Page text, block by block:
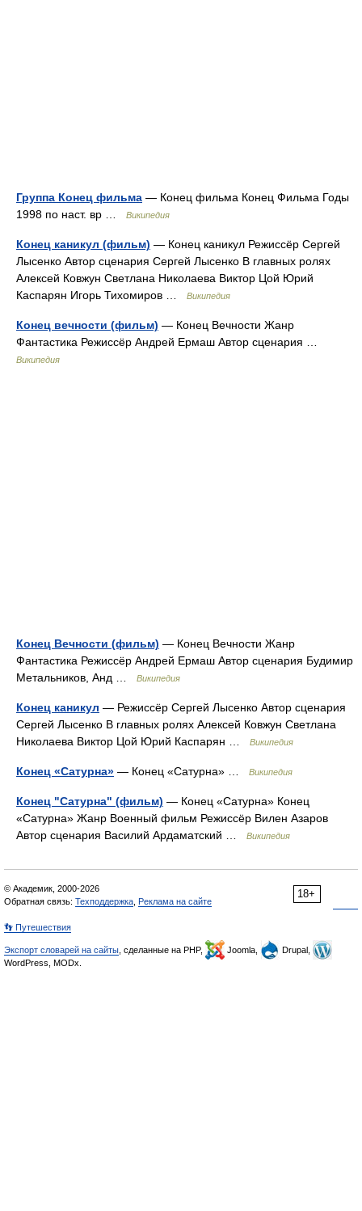
Группа Конец фильма — Конец фильма Конец Фильма Годы
1998 по наст. вр …
Википедия
Конец каникул (фильм) — Конец каникул Режиссёр Сергей
Лысенко Автор сценария Сергей Лысенко В главных ролях
Алексей Ковжун Светлана Николаева Виктор Цой Юрий
Каспарян Игорь Тихомиров …
Википедия
Конец вечности (фильм) — Конец Вечности Жанр
Фантастика Режиссёр Андрей Ермаш Автор сценария …
Википедия
Конец Вечности (фильм) — Конец Вечности Жанр
Фантастика Режиссёр Андрей Ермаш Автор сценария Будимир
Метальников, Анд …
Википедия
Конец каникул — Режиссёр Сергей Лысенко Автор сценария
Сергей Лысенко В главных ролях Алексей Ковжун Светлана
Николаева Виктор Цой Юрий Каспарян …
Википедия
Конец «Сатурна» — Конец «Сатурна» … Википедия
Конец "Сатурна" (фильм) — Конец «Сатурна» Конец
«Сатурна» Жанр Военный фильм Режиссёр Вилен Азаров
Автор сценария Василий Ардаматский …
Википедия
18+
© Академик, 2000-2026
Обратная связь: Техподдержка Реклама на сайте
👣 Путешествия
Экспорт словарей на сайты , сделанные на PHP, Joomla,
Drupal,
WordPress, MODx.